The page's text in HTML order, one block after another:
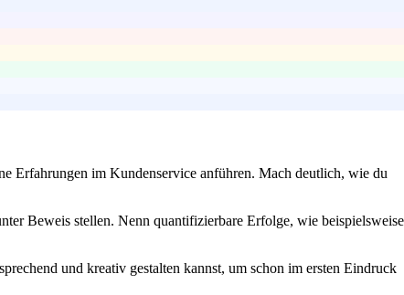
Erfahrungen im Kundenservice anführen. Mach deutlich, wie du
Beweis stellen. Nenn quantifizierbare Erfolge, wie beispielsweise
und kreativ gestalten kannst, um schon im ersten Eindruck